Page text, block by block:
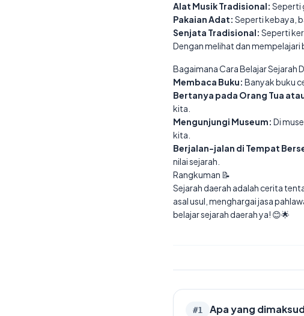
Alat Musik Tradisional: Seperti
Pakaian Adat: Seperti kebaya,
Senjata Tradisional: Seperti
Dengan melihat dan mempelajari
Bagaimana Cara Belajar Sejarah
Membaca Buku: Banyak buku
Bertanya pada Orang Tua
kita.
Mengunjungi Museum: Di
kita.
Berjalan-jalan di Tempat
nilai sejarah.
Rangkuman 📝
Sejarah daerah adalah cerita
asal usul, menghargai jasa
belajar sejarah daerah ya! 😊🌟
#1 Apa yang